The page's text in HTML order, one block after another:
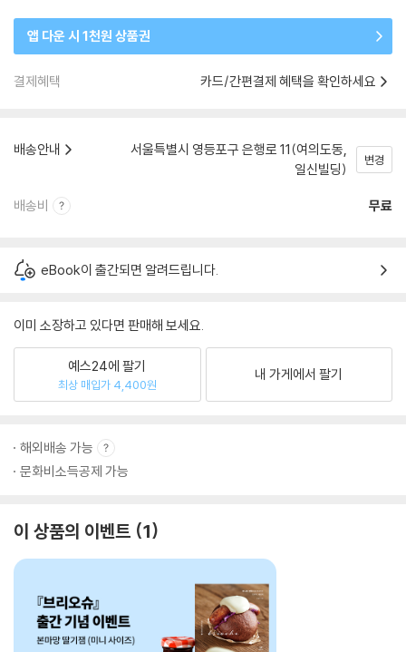
앱 다운 시 1천원 상품권
결제혜택 카드/간편결제 혜택을 확인하세요
배송안내
서울특별시 영등포구 은행로 11(여의도동,
일신빌딩)
변경
배송비 무료
eBook이 출간되면 알려드립니다.
이미 소장하고 있다면 판매해 보세요.
예스24에 팔기
최상 매입가 4,400원
내 가게에서 팔기
해외배송 가능
문화비소득공제 가능
이 상품의 이벤트 1